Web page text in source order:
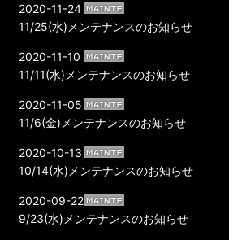
11/25(水)メンテナンスのお知らせ
2020-11-24
11/11(水)メンテナンスのお知らせ
2020-11-10
11/6(金)メンテナンスのお知らせ
2020-11-05
10/14(水)メンテナンスのお知らせ
2020-10-13
9/23(水)メンテナンスのお知らせ
2020-09-22